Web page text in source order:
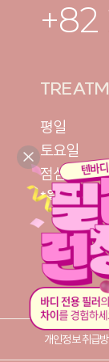
평일
토요일
점심시간
* 일요일/공휴일
개인정보 취급